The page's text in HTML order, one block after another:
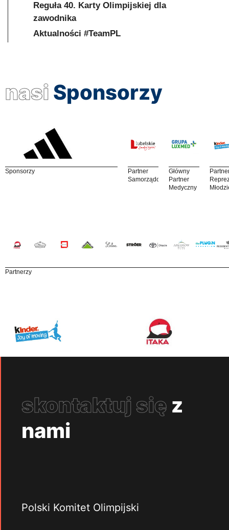
Reguła 40. Karty Olimpijskiej dla
zawodnika
Aktualności #TeamPL
nasi Sponsorzy
Sponsorzy
Partner
Samorządowy
Główny
Partner
Medyczny
Partnerzy
skontaktuj się z
nami
Polski Komitet Olimpijski